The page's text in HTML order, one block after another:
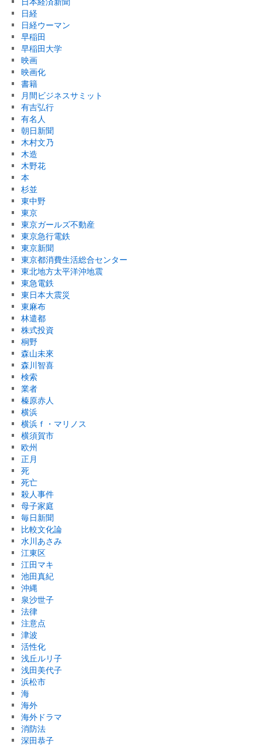
日経
日経ウーマン
早稲田
早稲田大学
映画
映画化
書籍
月間ビジネスサミット
有吉弘行
有名人
朝日新聞
木村文乃
木造
木野花
本
杉並
東中野
東京
東京ガールズ不動産
東京急行電鉄
東京新聞
東京都消費生活総合センター
東北地方太平洋沖地震
東急電鉄
東日本大震災
東麻布
林遣都
株式投資
桐野
森山未來
森川智喜
検索
業者
榛原赤人
横浜
横浜ｆ・マリノス
横須賀市
欧州
正月
死
死亡
殺人事件
母子家庭
毎日新聞
比較文化論
水川あさみ
江東区
江田マキ
池田真紀
沖縄
泉沙世子
法律
注意点
津波
活性化
浅丘ルリ子
浅田美代子
浜松市
海
海外
海外ドラマ
消防法
深田恭子